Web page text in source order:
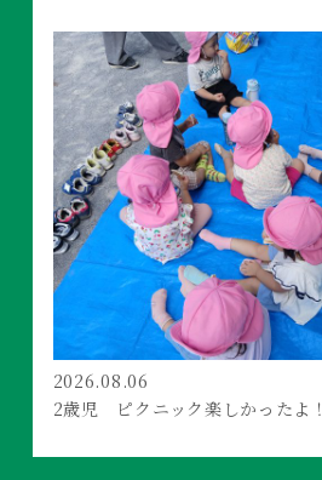
2026.08.06
2歳児 ピクニック楽しかったよ！